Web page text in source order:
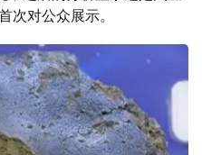
次对公众展示。